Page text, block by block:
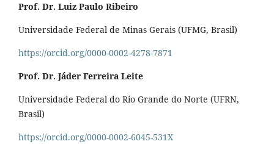
Prof. Dr. Luiz Paulo Ribeiro
Universidade Federal de Minas Gerais (UFMG, Brasil)
https://orcid.org/0000-0002-4278-7871
Prof. Dr. Jáder Ferreira Leite
Universidade Federal do Rio Grande do Norte (UFRN,
Brasil)
https://orcid.org/0000-0002-6045-531X